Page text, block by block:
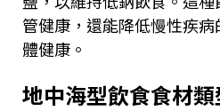
管健康，還能降低慢性疾
體健康。
地中海型飲食食材